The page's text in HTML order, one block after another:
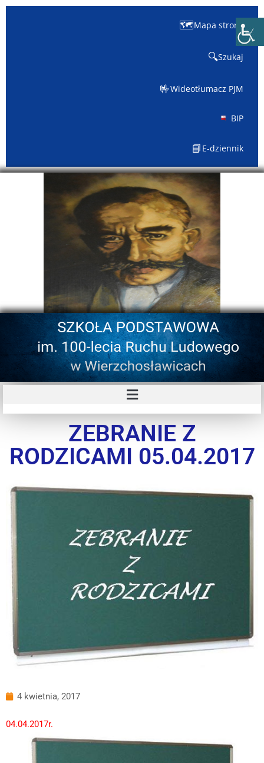
🗺️Mapa strony
🔍Szukaj
🤟Wideotłumacz PJM
BIP
📘 E-dziennik
ZEBRANIE Z
RODZICAMI 05.04.2017
4 kwietnia, 2017
04.04.2017r.